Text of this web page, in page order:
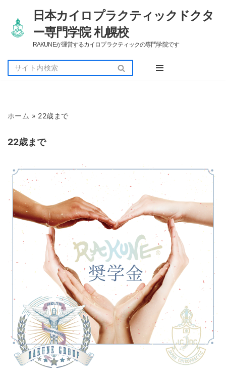
コ
ン
ン
ッ
日本カイロプラクティックドクタ
ー専門学院 札幌校
RAKUNEが運営するカイロプラクティックの専門学院です
ホーム » 22歳まで
22歳まで